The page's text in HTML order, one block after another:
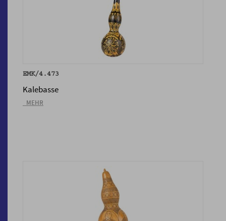
EMK/4.473
Kalebasse
_MEHR